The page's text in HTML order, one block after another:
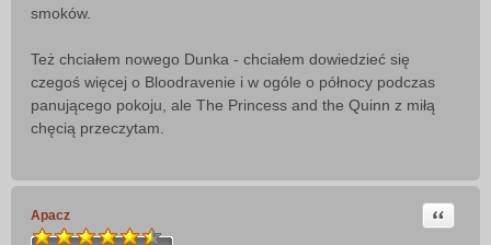
smoków.
Też chciałem nowego Dunka - chciałem dowiedzieć się
czegoś więcej o Bloodravenie i w ogóle o północy podczas
panującego pokoju, ale The Princess and the Quinn z miłą
chęcią przeczytam.
Apacz Cytuj